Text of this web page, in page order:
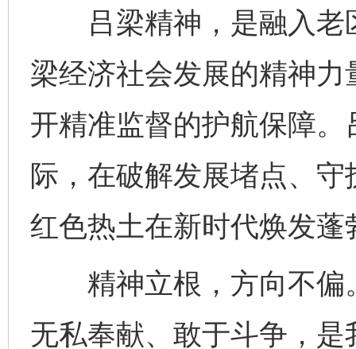
吕梁精神，是融入老
梁经济社会发展的精神
开精准监督的护航保障
际，在破解发展堵点、
红色热土在新时代焕发蓬
精神立根，方向不偏
无私奉献、敢于斗争，